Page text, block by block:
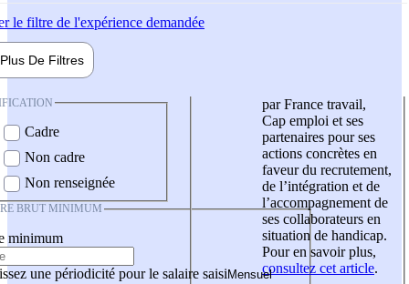
le filtre de l'expérience demandée
Plus De Filtres
Cadre
Non cadre
Non renseignée
BRUT MINIMUM
minimum
une périodicité pour le salaire saisi
par France travail,
Cap emploi et ses
partenaires pour ses
actions concrètes en
faveur du recrutement,
de l’intégration et de
l’accompagnement de
ses collaborateurs en
situation de handicap.
Pour en savoir plus,
consultez cet article.